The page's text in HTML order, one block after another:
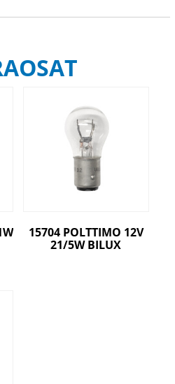
15704 POLTTIMO 12V
21/5W BILUX